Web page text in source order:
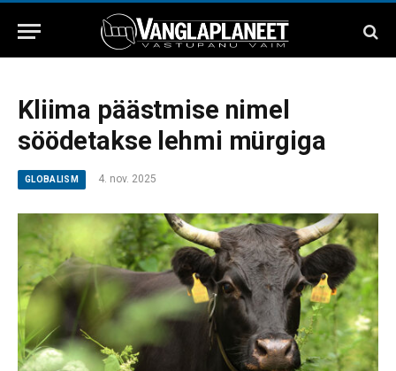
Kliima päästmise nimel
söödetakse lehmi mürgiga
GLOBALISM 4. nov. 2025